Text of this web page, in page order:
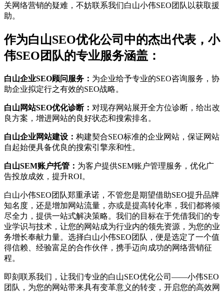
关网络营销的疑难，不妨联系我们白山小伟SEO团队以获取援
助。
作为白山SEO优化公司中的杰出代表，小
伟SEO团队的专业服务涵盖：
白山企业SEO顾问服务： 为企业给予专业的SEO咨询服务，协
助企业拟定行之有效的SEO战略。
白山网站SEO优化诊断： 对现存网站展开全方位诊断，给出改
良方案，增进网站的良好状态和搜索排名。
白山企业网站建设： 构建契合SEO标准的企业网站，保证网站
自起始便具备优良的搜索引擎亲和性。
白山SEM账户托管： 为客户提供SEM账户管理服务，优化广
告投放成效，提升ROI。
白山小伟SEO团队郑重承诺，不管您是期望借助SEO提升品牌
知名度，还是增加网站流量，亦或是提高转化率，我们都将倾
尽全力，提供一站式解决策略。我们的目标在于凭借我们的专
业学识与技术，让您的网站成为行业内的领先资源，为您的业
务增长奉献力量。选择白山小伟SEO团队，便是选定了一个值
得信赖、经验富足的合作伙伴，携手迈向成功的网络营销征
程。
即刻联系我们，让我们专业的白山SEO优化公司——小伟SEO
团队，为您的网站带来具有变革意义的转变，开启您的高效网